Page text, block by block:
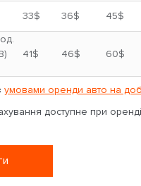
33$ 36$ 45$
41$ 46$ 60$
умовами оренди авто на
доступне при оренді